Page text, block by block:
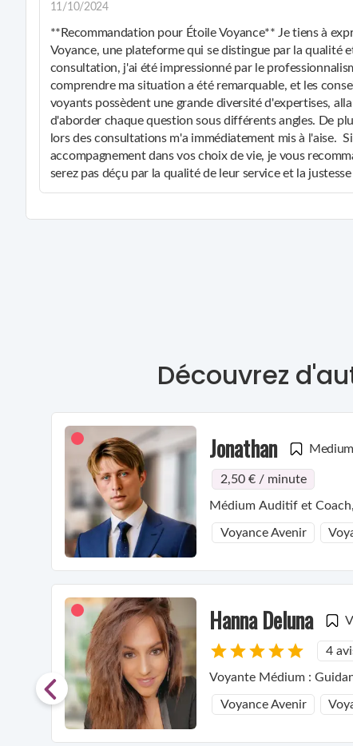
11/10/2024
**Recommandation pour Étoile Voyance** Je tiens à
Voyance, une plateforme qui se distingue par la qualité
consultation, j'ai été impressionné par le
comprendre ma situation a été remarquable, et les
voyants possèdent une grande diversité d'expertises,
d'aborder chaque question sous différents angles. De
lors des consultations m'a immédiatement mis à l'aise.
accompagnement dans vos choix de vie, je vous
serez pas déçu par la qualité de leur service et la
Découvrez
Jonathan Medium
2,50 € / minute
Médium Auditif et
Voyance Avenir
Hanna Deluna
4
Voyante Médium :
Voyance Avenir